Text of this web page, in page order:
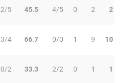
2/5 45.5 4/5 0 2 2
3/4 66.7 0/0 1 9 10
0/2 33.3 2/2 0 1 1